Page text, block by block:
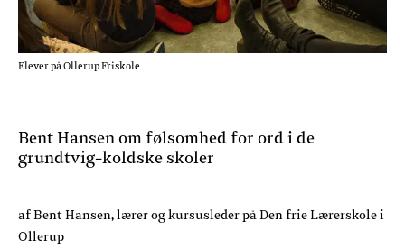
Elever på Ollerup Friskole
af Bent Hansen, lærer og kursusleder på Den frie Lærerskole i
Ollerup
Bent Hansen om følsomhed for ord i de
grundtvig-koldske skoler